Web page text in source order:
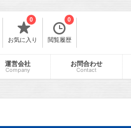
お気に入り
0
閲覧履歴
0
運営会社
Company
お問合わせ
Contact